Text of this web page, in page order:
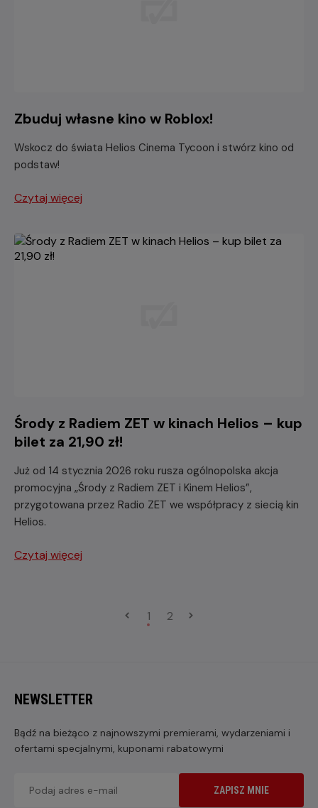
Zbuduj własne kino w Roblox!
Wskocz do świata Helios Cinema Tycoon i stwórz kino od
podstaw!
Czytaj więcej
Środy z Radiem ZET w kinach Helios – kup
bilet za 21,90 zł!
Już od 14 stycznia 2026 roku rusza ogólnopolska akcja
promocyjna „Środy z Radiem ZET i Kinem Helios”,
przygotowana przez Radio ZET we współpracy z siecią kin
Helios.
Czytaj więcej
1 2
NEWSLETTER
Bądź na bieżąco z najnowszymi premierami, wydarzeniami i
ofertami specjalnymi, kuponami rabatowymi
ZAPISZ MNIE